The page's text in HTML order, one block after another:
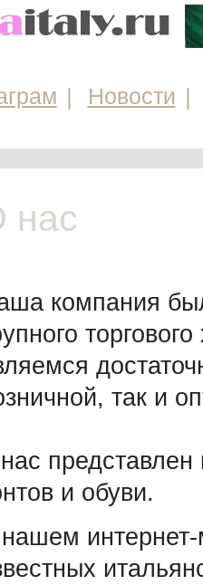
Новости
нас
компания
так и
и обуви.
интернет-